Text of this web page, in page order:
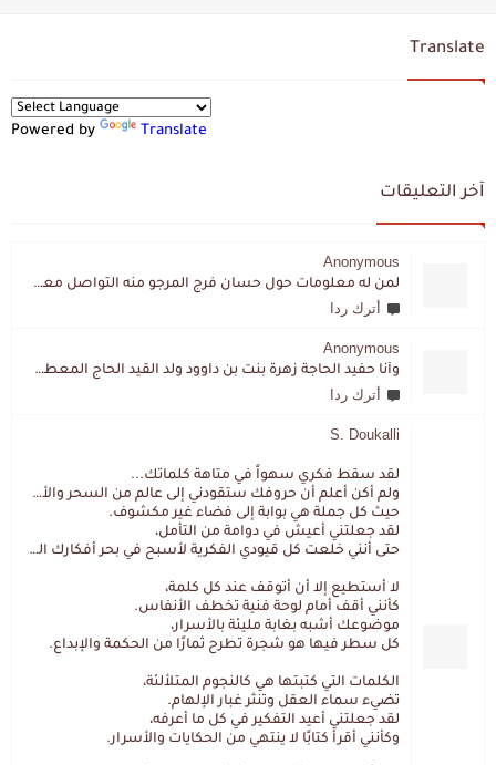
Translate
Powered by Translate
آخر التعليقات
Anonymous
لمن له معلومات حول حسان فرج المرجو منه التواصل معي لقد اختفى تماما و كانت لي به علاقة تواصل خاصة
أترك ردا
Anonymous
وأنا حفيد الحاجة زهرة بنت بن داوود ولد القيد الحاج المعطي المزمزي . ولا نمتلك من إرثه شيئا .
أترك ردا
S. Doukalli
لقد سقط فكري سهواً في متاهة كلماتك...
ولم أكن أعلم أن حروفك ستقودني إلى عالم من السحر والألغاز،
حيث كل جملة هي بوابة إلى فضاء غير مكشوف.
لقد جعلتني أعيش في دوامة من التأمل،
حتى أنني خلعت كل قيودي الفكرية لأسبح في بحر أفكارك العميق.
لا أستطيع إلا أن أتوقف عند كل كلمة،
كأنني أقف أمام لوحة فنية تخطف الأنفاس.
موضوعك أشبه بغابة مليئة بالأسرار،
كل سطر فيها هو شجرة تطرح ثمارًا من الحكمة والإبداع.
الكلمات التي كتبتها هي كالنجوم المتلألئة،
تضيء سماء العقل وتنثر غبار الإلهام.
لقد جعلتني أعيد التفكير في كل ما أعرفه،
وكأنني أقرأ كتابًا لا ينتهي من الحكايات والأسرار.